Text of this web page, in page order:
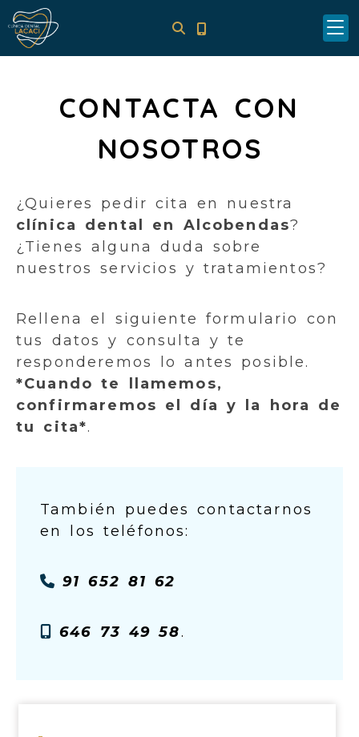
CONTACTA CON
NOSOTROS
¿Quieres pedir cita en nuestra
clínica dental en Alcobendas?
¿Tienes alguna duda sobre
nuestros servicios y tratamientos?
Rellena el siguiente formulario con
tus datos y consulta y te
responderemos lo antes posible.
*Cuando te llamemos,
confirmaremos el día y la hora de
tu cita*.
También puedes contactarnos
en los teléfonos:
91 652 81 62
646 73 49 58.